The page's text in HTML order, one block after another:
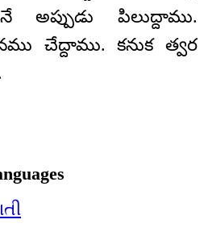
అప్పుడు పిలుద్దాము.
చేద్దాము. కనుక త్వర